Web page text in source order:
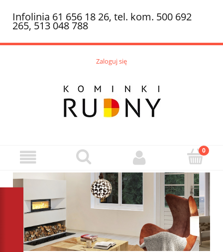
Infolinia 61 656 18 26, tel. kom. 500 692
265, 513 048 788
Zaloguj się